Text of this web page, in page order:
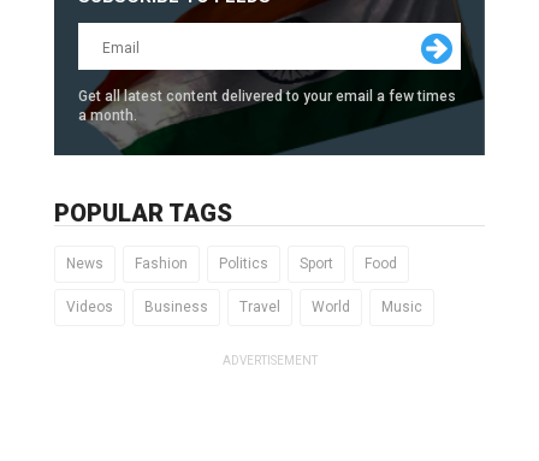
Get all latest content delivered to your email a few times
a month.
POPULAR TAGS
News Fashion Politics Sport Food
Videos Business Travel World Music
ADVERTISEMENT